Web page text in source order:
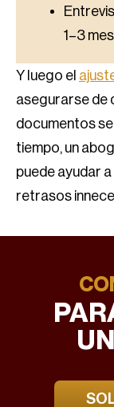
1–3
Y luego el
asegurarse de
documentos
tiempo, un
puede ayudar
retrasos